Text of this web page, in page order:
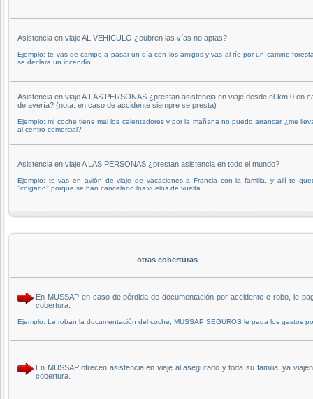
Asistencia en viaje AL VEHICULO ¿cubren las vías no aptas?
Ejemplo: te vas de campo a pasar un día con los amigos y vas al río por un camino
se declara un incendio.
Asistencia en viaje A LAS PERSONAS ¿prestan asistencia en viaje desde el km 0 en
de avería? (nota: en caso de accidente siempre se presta)
Ejemplo: mi coche tiene mal los calentadores y por la mañana no puedo arrancar ¿me
al centro comercial?
Asistencia en viaje A LAS PERSONAS ¿prestan asistencia en todo el mundo?
Ejemplo: te vas en avión de viaje de vacaciones a Francia con la familia, y allí te
''colgado'' porque se han cancelado los vuelos de vuelta.
otras coberturas
En MUSSAP en caso de pérdida de documentación por accidente o robo, le
cobertura.
Ejemplo: Le roban la documentación del coche, MUSSAP SEGUROS le paga los gastos
En MUSSAP ofrecen asistencia en viaje al asegurado y toda su familia, ya
cobertura.